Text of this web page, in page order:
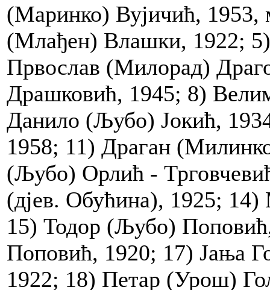
(Маринко) Вујичић,
(Млађен) Влашки, 1922;
Првослав (Милорад)
Драшковић, 1945; 8)
Данило (Љубо) Јокић,
1958; 11) Драган
(Љубо) Орлић -
(дјев. Обућина), 1925;
15) Тодор (Љубо)
Поповић, 1920; 17) Јања
1922; 18) Петар (Урош)